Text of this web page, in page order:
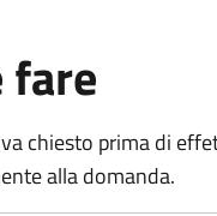
fare
chiesto prima di
alla domanda.